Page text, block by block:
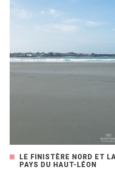
LE FINISTÈRE NORD ET
PAYS DU HAUT-LÉON